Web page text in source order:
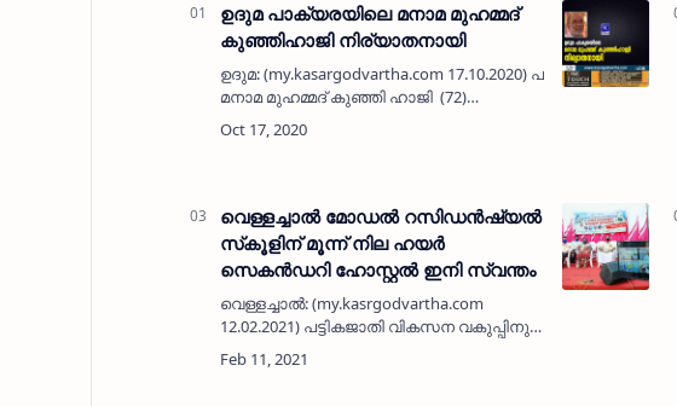
ഉദുമ പാക്യരയിലെ മനാമ മുഹമ്മദ്
കുഞ്ഞിഹാജി നിര്യാതനായി
ഉദുമ: (my.kasargodvartha.com 17.10.2020) പാക്യരയിലെ
മനാമ മുഹമ്മദ് കുഞ്ഞി ഹാജി (72)
നിര്യാതനായി. ഭാര്യ: പരേതയായ
ആഇഷ. മക്കള്‍: സാജിദ്, ശാഹിദ്, ഷാഹിന,…
വെള്ളച്ചാൽ മോഡൽ റസിഡൻഷ്യൽ
സ്‌കൂളിന് മൂന്ന് നില ഹയർ
സെകൻഡറി ഹോസ്റ്റൽ ഇനി സ്വന്തം
വെള്ളച്ചാൽ: (my.kasrgodvartha.com
12.02.2021) പട്ടികജാതി വികസന വകുപ്പിനു
കീഴിൽ ലെള്ളച്ചാലിൽ പ്രവർത്തിക്കുന്ന
ആൺകുട്ടികളുടെ മോഡൽ